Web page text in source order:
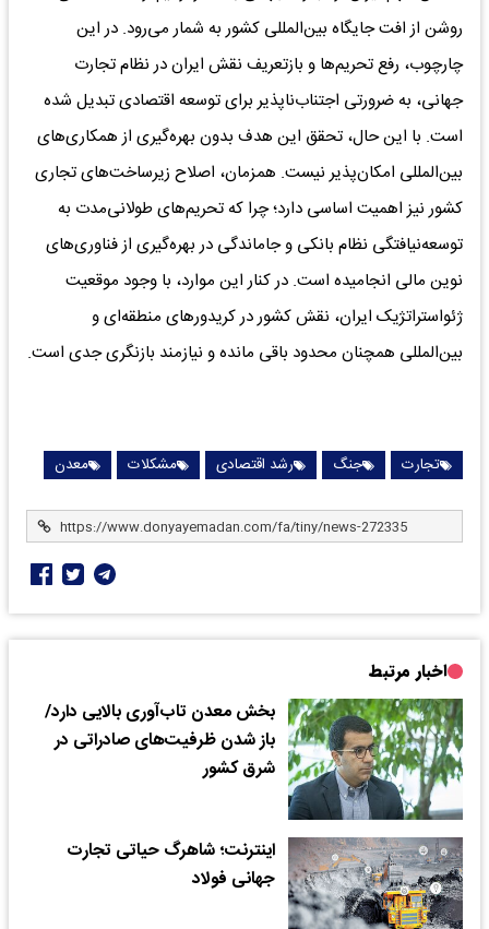
روشن از افت جایگاه بین‌المللی کشور به شمار می‌رود. در این
چارچوب، رفع تحریم‌ها و بازتعریف نقش ایران در نظام تجارت
جهانی، به ضرورتی اجتناب‌ناپذیر برای توسعه اقتصادی تبدیل شده
است. با این حال، تحقق این هدف بدون بهره‌گیری از همکاری‌های
بین‌المللی امکان‌پذیر نیست. همزمان، اصلاح زیرساخت‌های تجاری
کشور نیز اهمیت اساسی دارد؛ چرا که تحریم‌های طولانی‌مدت به
توسعه‌نیافتگی نظام بانکی و جاماندگی در بهره‌گیری از فناوری‌های
نوین مالی انجامیده است. در کنار این موارد، با وجود موقعیت
ژئواستراتژیک ایران، نقش کشور در کریدورهای منطقه‌ای و
بین‌المللی همچنان محدود باقی مانده و نیازمند بازنگری جدی است.
تجارت جنگ رشد اقتصادی مشکلات معدن
اخبار مرتبط
بخش معدن تاب‌آوری بالایی دارد/
باز شدن ظرفیت‌های صادراتی در
شرق کشور
اینترنت؛ شاهرگ حیاتی تجارت
جهانی فولاد